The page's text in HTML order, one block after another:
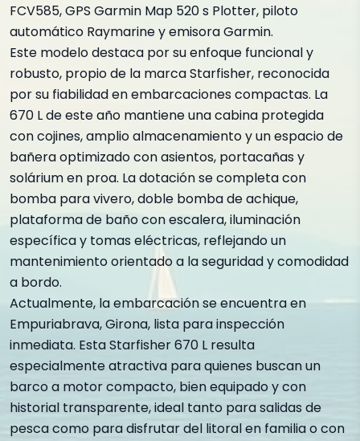
FCV585, GPS Garmin Map 520 s Plotter, piloto
automático Raymarine y emisora Garmin.
Este modelo destaca por su enfoque funcional y
robusto, propio de la marca Starfisher, reconocida
por su fiabilidad en embarcaciones compactas. La
670 L de este año mantiene una cabina protegida
con cojines, amplio almacenamiento y un espacio de
bañera optimizado con asientos, portacañas y
solárium en proa. La dotación se completa con
bomba para vivero, doble bomba de achique,
plataforma de baño con escalera, iluminación
específica y tomas eléctricas, reflejando un
mantenimiento orientado a la seguridad y comodidad
a bordo.
Actualmente, la embarcación se encuentra en
Empuriabrava, Girona, lista para inspección
inmediata. Esta Starfisher 670 L resulta
especialmente atractiva para quienes buscan un
barco a motor compacto, bien equipado y con
historial transparente, ideal tanto para salidas de
pesca como para disfrutar del litoral en familia o con